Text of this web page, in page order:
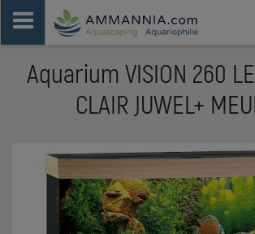
Aquarium VISION 260
CLAIR JUWEL+